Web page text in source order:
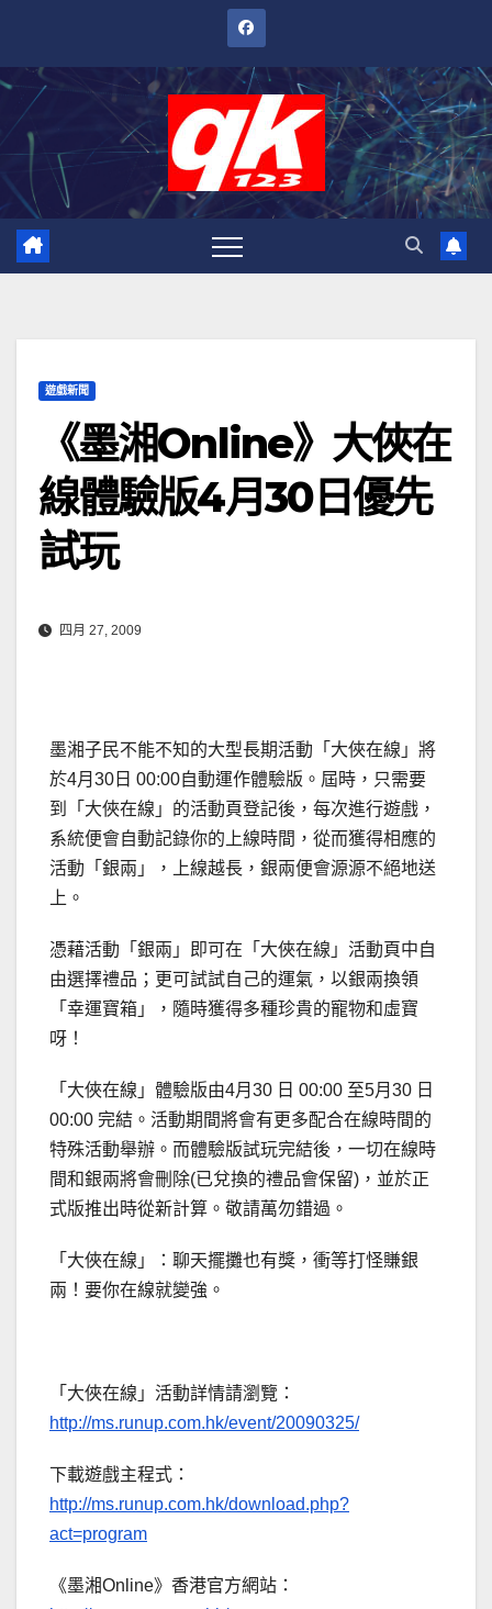
內
遊戲新聞
《墨湘Online》大俠在
線體驗版4月30日優先
試玩
四月 27, 2009
墨湘子民不能不知的大型長期活動「大俠在線」將
於4月30日 00:00自動運作體驗版。屆時，只需要
到「大俠在線」的活動頁登記後，每次進行遊戲，
系統便會自動記錄你的上線時間，從而獲得相應的
活動「銀兩」，上線越長，銀兩便會源源不絕地送
上。
憑藉活動「銀兩」即可在「大俠在線」活動頁中自
由選擇禮品；更可試試自己的運氣，以銀兩換領
「幸運寶箱」，隨時獲得多種珍貴的寵物和虛寶
呀！
「大俠在線」體驗版由4月30 日 00:00 至5月30 日
00:00 完結。活動期間將會有更多配合在線時間的
特殊活動舉辦。而體驗版試玩完結後，一切在線時
間和銀兩將會刪除(已兌換的禮品會保留)，並於正
式版推出時從新計算。敬請萬勿錯過。
「大俠在線」：聊天擺攤也有獎，衝等打怪賺銀
兩！要你在線就變強。
「大俠在線」活動詳情請瀏覽：
http://ms.runup.com.hk/event/20090325/
下載遊戲主程式：
http://ms.runup.com.hk/download.php?
act=program
《墨湘Online》香港官方網站：